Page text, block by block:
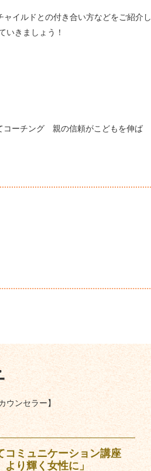
イルドとの付き合い方などをご紹介し
いきましょう！
ーチング 親の信頼がこどもを伸ば
ウンセラー】
コミュニケーション講座
より輝く女性に」